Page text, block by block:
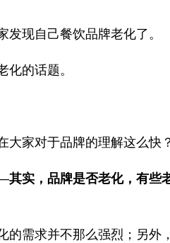
现自己餐饮品牌老化了。
化的话题。
大家对于品牌的理解这么快
其实，品牌是否老化，有些
的需求并不那么强烈；另外